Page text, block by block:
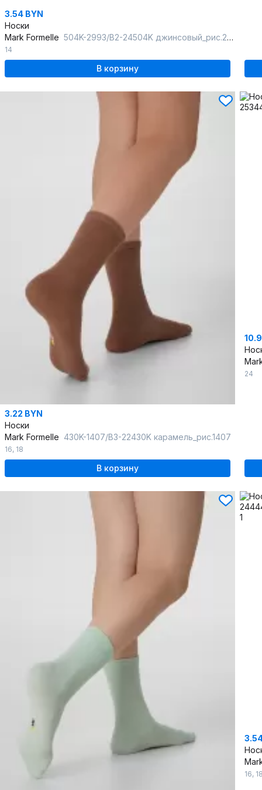
3.54 BYN
Носки
Mark Formelle 504K-2993/B2-24504K джинсовый_рис.2993
14
В корзину
3.22 BYN
Носки
Mark Formelle 430K-1407/B3-22430K карамель_рис.1407
16, 18
В корзину
24
16,